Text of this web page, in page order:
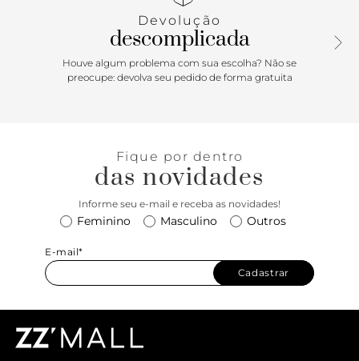
Devolução
descomplicada
Houve algum problema com sua escolha? Não se
preocupe: devolva seu pedido de forma gratuita
Fique por dentro
das novidades
Informe seu e-mail e receba as novidades!
Feminino Masculino Outros
E-mail*
Cadastrar